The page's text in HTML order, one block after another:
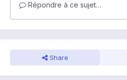
Répondre à ce sujet…
Share